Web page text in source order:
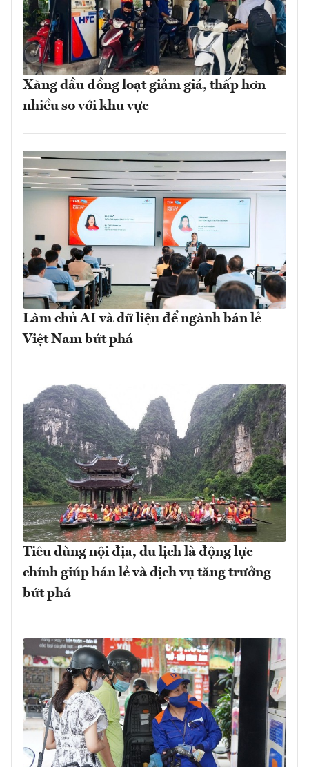
Xăng dầu đồng loạt giảm giá, thấp hơn
nhiều so với khu vực
Làm chủ AI và dữ liệu để ngành bán lẻ
Việt Nam bứt phá
Tiêu dùng nội địa, du lịch là động lực
chính giúp bán lẻ và dịch vụ tăng trưởng
bứt phá